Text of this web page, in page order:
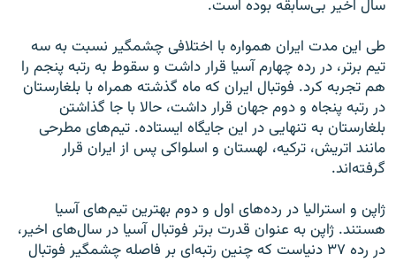
سال اخیر بی‌سابقه بوده است.
طی این مدت ایران همواره با اختلافی چشمگیر نسبت به سه
تیم برتر، در رده چهارم آسیا قرار داشت و سقوط به رتبه پنجم را
هم تجربه کرد. فوتبال ایران که ماه گذشته همراه با بلغارستان
در رتبه پنجاه‌ و دوم جهان قرار داشت، حالا با جا گذاشتن
بلغارستان به تنهایی در این جایگاه ایستاده. تیم‌های مطرحی
مانند اتریش، ترکیه، لهستان و اسلواکی پس از ایران قرار
گرفته‌اند.
ژاپن و استرالیا در رده‌های اول و دوم بهترین تیم‌های آسیا
هستند. ژاپن به عنوان قدرت برتر فوتبال آسیا در سال‌های اخیر،
در رده ۳۷ دنیاست که چنین رتبه‌ای بر فاصله چشمگیر فوتبال